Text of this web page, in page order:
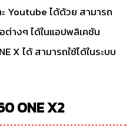
Youtube ได้ด้วย สามารถ
างๆ ได้ในแอปพลิเคชัน
X ได้ สามารถใช้ได้ในระบบ
ONE X2